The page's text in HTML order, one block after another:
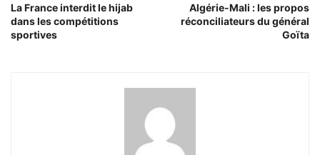
La France interdit le hijab
dans les compétitions
sportives
Algérie-Mali : les propos
réconciliateurs du général
Goïta